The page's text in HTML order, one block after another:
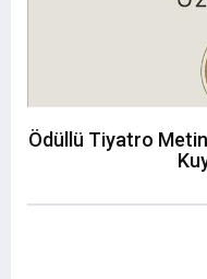
Ödüllü Tiyatro